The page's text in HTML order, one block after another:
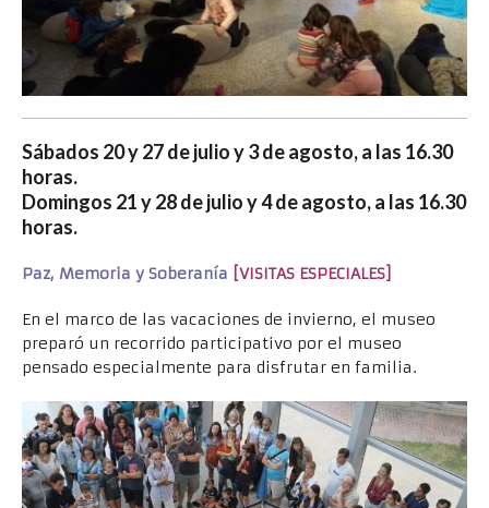
Sábados 20 y 27 de julio y 3 de agosto, a las 16.30
horas.
Domingos 21 y 28 de julio y 4 de agosto, a las 16.30
horas.
Paz, Memoria y Soberanía [VISITAS ESPECIALES]
En el marco de las vacaciones de invierno, el museo
preparó un recorrido participativo por el museo
pensado especialmente para disfrutar en familia.